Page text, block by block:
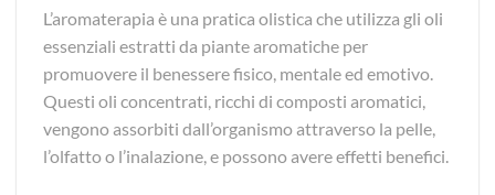
L’aromaterapia è una pratica olistica che utilizza gli oli
essenziali estratti da piante aromatiche per
promuovere il benessere fisico, mentale ed emotivo.
Questi oli concentrati, ricchi di composti aromatici,
vengono assorbiti dall’organismo attraverso la pelle,
l’olfatto o l’inalazione, e possono avere effetti benefici.